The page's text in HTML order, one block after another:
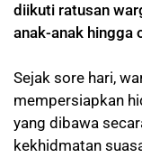
diikuti ratusan
anak-anak hingga
Sejak sore hari,
mempersiapkan
yang dibawa
kekhidmatan